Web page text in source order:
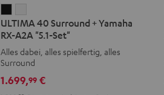
40
Surround
+
Yamaha
RX-
40
Surround
+
Yamaha
RX-
ULTIMA 40 Surround + Yamaha
RX-A2A "5.1-Set"
Alles dabei, alles spielfertig, alles
Surround
1.699,99 €